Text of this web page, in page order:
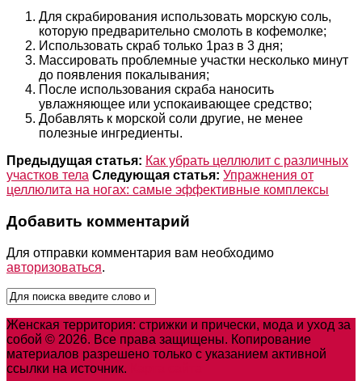
Для скрабирования использовать морскую соль,
которую предварительно смолоть в кофемолке;
Использовать скраб только 1раз в 3 дня;
Массировать проблемные участки несколько минут
до появления покалывания;
После использования скраба наносить
увлажняющее или успокаивающее средство;
Добавлять к морской соли другие, не менее
полезные ингредиенты.
Предыдущая статья: Как убрать целлюлит с различных
участков тела Следующая статья: Упражнения от
целлюлита на ногах: самые эффективные комплексы
Добавить комментарий
Для отправки комментария вам необходимо
авторизоваться.
Женская территория: стрижки и прически, мода и уход за
собой © 2026. Все права защищены. Копирование
материалов разрешено только с указанием активной
ссылки на источник.